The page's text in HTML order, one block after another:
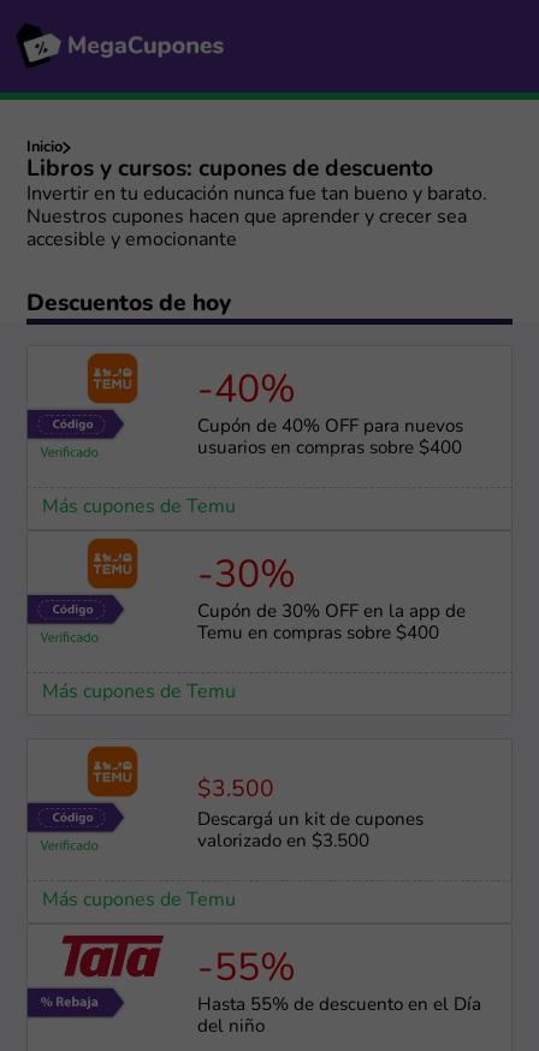
Inicio
Libros y cursos: cupones de descuento
Invertir en tu educación nunca fue tan bueno y barato.
Nuestros cupones hacen que aprender y crecer sea
accesible y emocionante
Descuentos de hoy
-40%
Cupón de 40% OFF para nuevos
usuarios en compras sobre $400
Más cupones de Temu
-30%
Cupón de 30% OFF en la app de
Temu en compras sobre $400
Más cupones de Temu
$3.500
Descargá un kit de cupones
valorizado en $3.500
Más cupones de Temu
-55%
Hasta 55% de descuento en el Día
del niño